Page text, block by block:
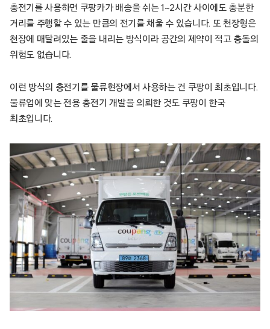
충전기를 사용하면 쿠팡카가 배송을 쉬는 1~2시간 사이에도 충분한
거리를 주행할 수 있는 만큼의 전기를 채울 수 있습니다. 또 천장형은
천장에 매달려있는 줄을 내리는 방식이라 공간의 제약이 적고 충돌의
위험도 없습니다.
이런 방식의 충전기를 물류현장에서 사용하는 건 쿠팡이 최초입니다.
물류업에 맞는 전용 충전기 개발을 의뢰한 것도 쿠팡이 한국
최초입니다.